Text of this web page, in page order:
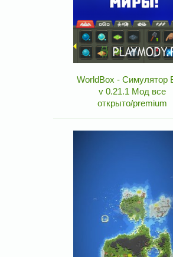
WorldBox - Симулятор
v 0.21.1 Мод все
открыто/premium